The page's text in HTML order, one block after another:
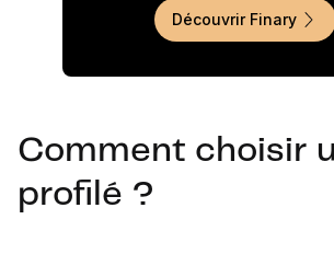
Découvrir Finary
Comment choisir
profilé ?